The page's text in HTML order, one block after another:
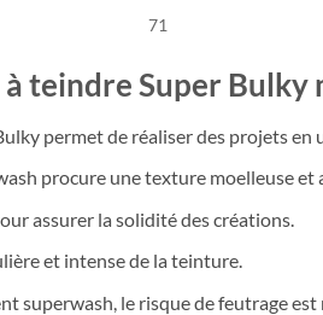
71
teindre Super Bulky
permet de réaliser des projets en
procure une texture moelleuse et
assurer la solidité des créations.
et intense de la teinture.
superwash, le risque de feutrage est